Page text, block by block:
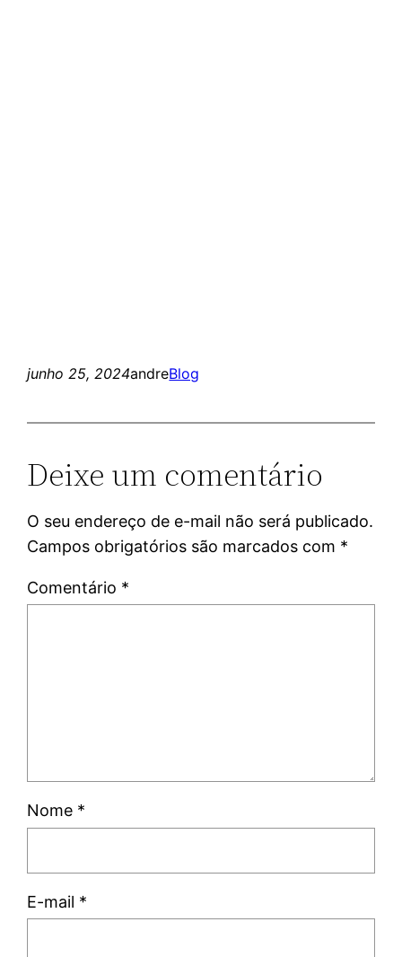
junho 25, 2024andreBlog
Deixe um comentário
O seu endereço de e-mail não será publicado.
Campos obrigatórios são marcados com *
Comentário *
Nome *
E-mail *